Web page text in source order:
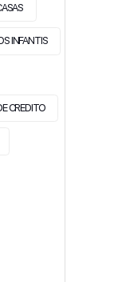
INFANTIS
CREDITO